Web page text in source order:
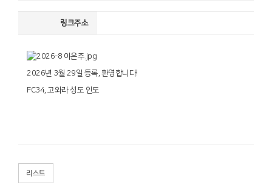
링크주소
2026년 3월 29일 등록, 환영합니다!
FC34, 고와라 성도 인도
리스트